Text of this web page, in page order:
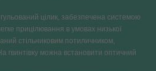
цілик, забезпечена системою
прицілювання в умовах низької
стільниковим потиличником,
гвинтівку можна встановити оптичний